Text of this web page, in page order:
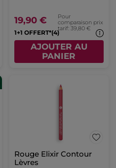
19,90 €
Pour
comparaison prix
tarif: 39,80 €
1+1 OFFERT*(4)
AJOUTER AU
PANIER
Rouge Elixir Contour
Lèvres